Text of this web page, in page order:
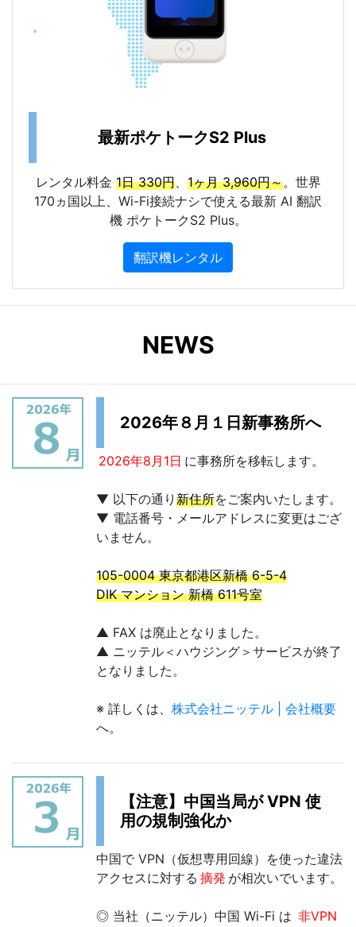
最新ポケトークS2 Plus
レンタル料金 1日 330円、 1ヶ月 3,960円～。世界
170ヵ国以上、Wi-Fi接続ナシで使える最新 AI 翻訳
機 ポケトークS2 Plus。
翻訳機レンタル
NEWS
2026年８月１日新事務所へ
2026年8月1日 に事務所を移転します。
▼ 以下の通り 新住所をご案内いたします。
▼ 電話番号・メールアドレスに変更はござ
いません。
105-0004 東京都港区新橋 6-5-4
DIK マンション 新橋 611号室
▲ FAX は廃止となりました。
▲ ニッテル＜ハウジング＞サービスが終了
となりました。
※ 詳しくは、 株式会社ニッテル | 会社概要
へ。
【注意】中国当局が VPN 使
用の規制強化か
中国で VPN（仮想専用回線）を使った違法
アクセスに対する 摘発 が相次いでいます。
◎ 当社（ニッテル）中国 Wi-Fi は 非VPN